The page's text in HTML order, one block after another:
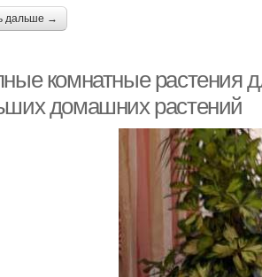
дальше →
комнатные растения
домашних растений